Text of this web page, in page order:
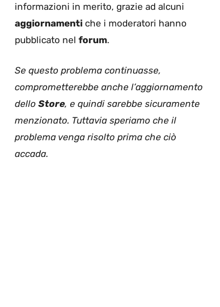
informazioni in merito, grazie ad alcuni
aggiornamenti che i moderatori hanno
pubblicato nel forum.
Se questo problema continuasse,
comprometterebbe anche l’aggiornamento
dello Store, e quindi sarebbe sicuramente
menzionato. Tuttavia speriamo che il
problema venga risolto prima che ciò
accada.